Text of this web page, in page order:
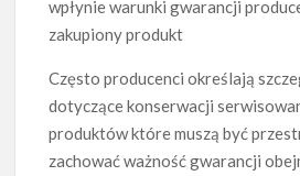
wpłynie warunki gwarancji
zakupiony produkt
Często producenci określają
dotyczące konserwacji
produktów które muszą być
zachować ważność gwarancji